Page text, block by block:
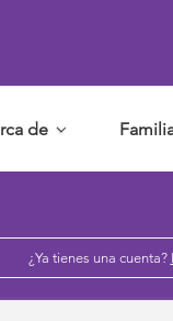
de
¿Ya tienes una cuenta?